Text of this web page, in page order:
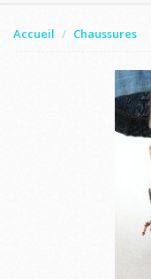
Accueil Chaussures